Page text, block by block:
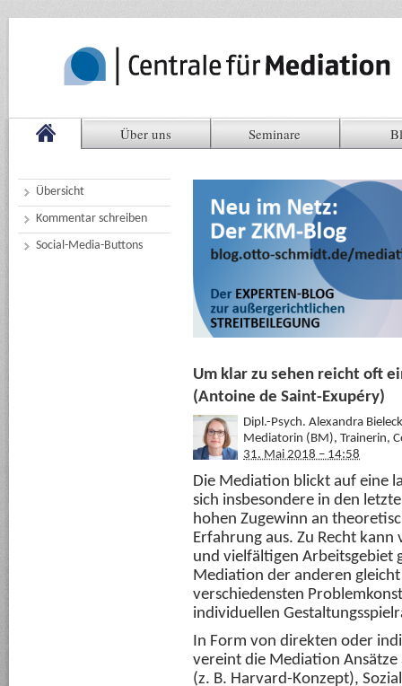
Über uns Seminare
Übersicht
Kommentar schreiben
Social-Media-Buttons
Um klar zu sehen reicht oft
(Antoine de Saint-Exupéry)
Dipl.-Psych. Alexandra
Mediatorin (BM), Trainerin,
31. Mai 2018 – 14:58
Die Mediation blickt auf eine
sich insbesondere in den
hohen Zugewinn an
Erfahrung aus. Zu Recht
und vielfältigen Arbeitsgebiet
Mediation der anderen
verschiedensten
individuellen
In Form von direkten oder
vereint die Mediation
(z. B. Harvard-Konzept),